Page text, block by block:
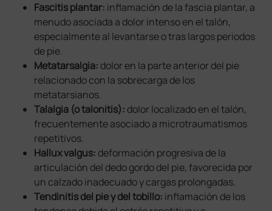
Fascitis plantar: inflamación de la fascia plantar, a
menudo asociada a dolor intenso en el talón,
especialmente al levantarse o tras largos periodos
de pie.
Metatarsalgia: dolor en la parte anterior del pie
relacionado con la sobrecarga de los
metatarsianos.
Talalgia (o talonitis): dolor localizado en el talón,
frecuentemente asociado a microtraumatismos
repetitivos.
Hallux valgus: deformación progresiva de la
articulación del dedo gordo del pie, favorecida por
un calzado inadecuado y cargas prolongadas.
Tendinitis del pie y del tobillo: inflamación de los